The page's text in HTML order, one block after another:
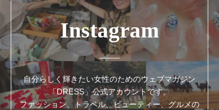
Instagram
自分らしく輝きたい女性のためのウェブマガジン
「DRESS」公式アカウントです。
ファッション、トラベル、ビューティー、グルメの